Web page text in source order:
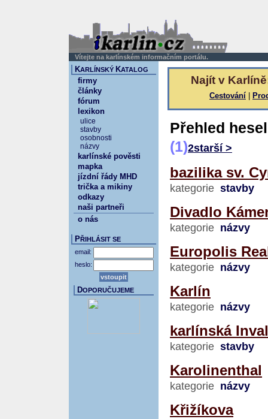
Vítejte na karlínském informačním portálu.
Najít v
Cestování
Přehled hesel
(1)2starší >
bazilika sv.
kategorie stavby
Divadlo
kategorie názvy
Europolis
kategorie názvy
Karlín
kategorie názvy
karlínská
kategorie stavby
Karolinenthal
kategorie názvy
Křižíkova
KARLÍNSKÝ KATALOG
firmy
články
fórum
lexikon
ulice
stavby
osobnosti
názvy
karlínské pověsti
mapka
jízdní řády MHD
trička a mikiny
odkazy
naši partneři
o nás
PŘIHLÁSIT SE
email:
heslo:
DOPORUČUJEME